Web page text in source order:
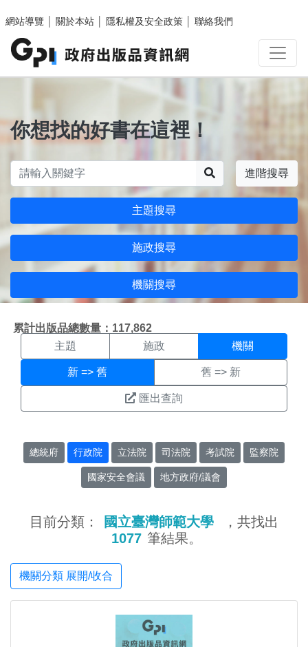
網站導覽
關於本站 隱私權及安全政策 聯絡我們
你想找的好書在這裡！
進階搜尋
主題搜尋
施政搜尋
機關搜尋
累計出版品總數量：117,862
機關搜尋結果頁面
主題 施政 機關
新 => 舊 舊 => 新
匯出查詢
總統府 行政院 立法院 司法院 考試院 監察院
國家安全會議 地方政府/議會
目前分類： 國立臺灣師範大學
，共找出
1077 筆結果。
機關分類 展開/收合